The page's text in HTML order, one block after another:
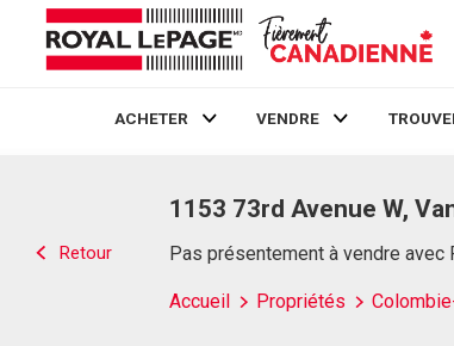
ACHETER VENDRE
Retour
1153 73rd Avenue W,
Pas présentement à vendre avec
Accueil Propriétés